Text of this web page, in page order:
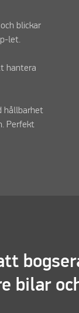
blickar
let.
hantera
hållbarhet
Perfekt
bilar